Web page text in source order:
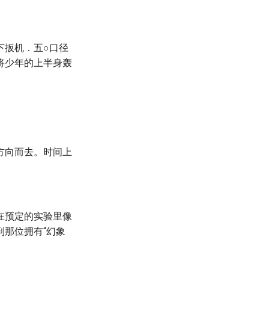
扳机．五○口径
少年的上半身轰
向而去。时间上
预定的实验里像
位拥有“幻象